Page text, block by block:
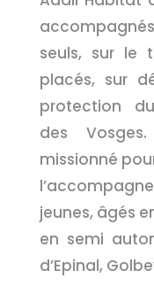
seuls, sur le
placés, sur
protection
des
missionné
jeunes, âgés
en semi
d’Epinal,